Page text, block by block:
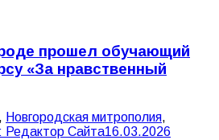
прошел обучающий
«За нравственный
, Новгородская митрополия,
Редактор Сайта16.03.2026